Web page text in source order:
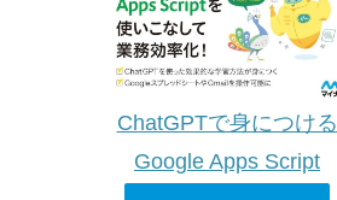
ChatGPTで身につける
Google Apps Script